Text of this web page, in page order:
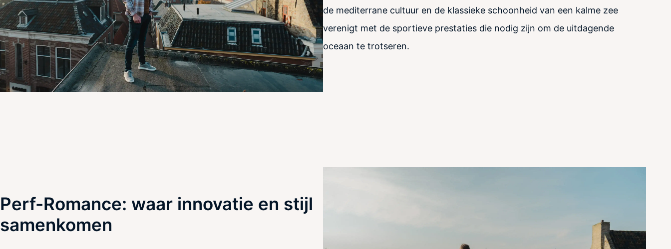
de mediterrane cultuur en de klassieke schoonheid van een kalme zee
verenigt met de sportieve prestaties die nodig zijn om de uitdagende
oceaan te trotseren.
Perf-Romance: waar innovatie en stijl
samenkomen